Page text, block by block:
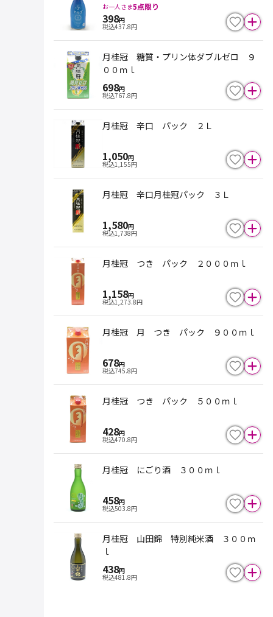
お一人さま5点限り
398円
税込437.8円
月桂冠 糖質・プリン体ダブルゼロ ９
００ｍｌ
698円
税込767.8円
月桂冠 辛口 パック ２Ｌ
1,050円
税込1,155円
月桂冠 辛口月桂冠パック ３Ｌ
1,580円
税込1,738円
月桂冠 つき パック ２０００ｍｌ
1,158円
税込1,273.8円
月桂冠 月 つき パック ９００ｍｌ
678円
税込745.8円
月桂冠 つき パック ５００ｍｌ
428円
税込470.8円
月桂冠 にごり酒 ３００ｍｌ
458円
税込503.8円
月桂冠 山田錦 特別純米酒 ３００ｍ
ｌ
438円
税込481.8円